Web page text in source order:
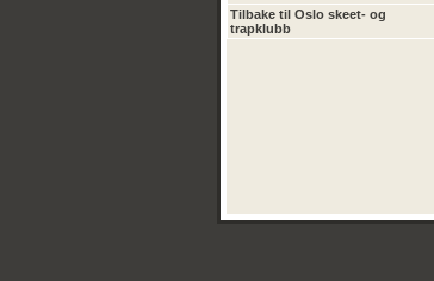
Tilbake til Oslo skeet- og
trapklubb